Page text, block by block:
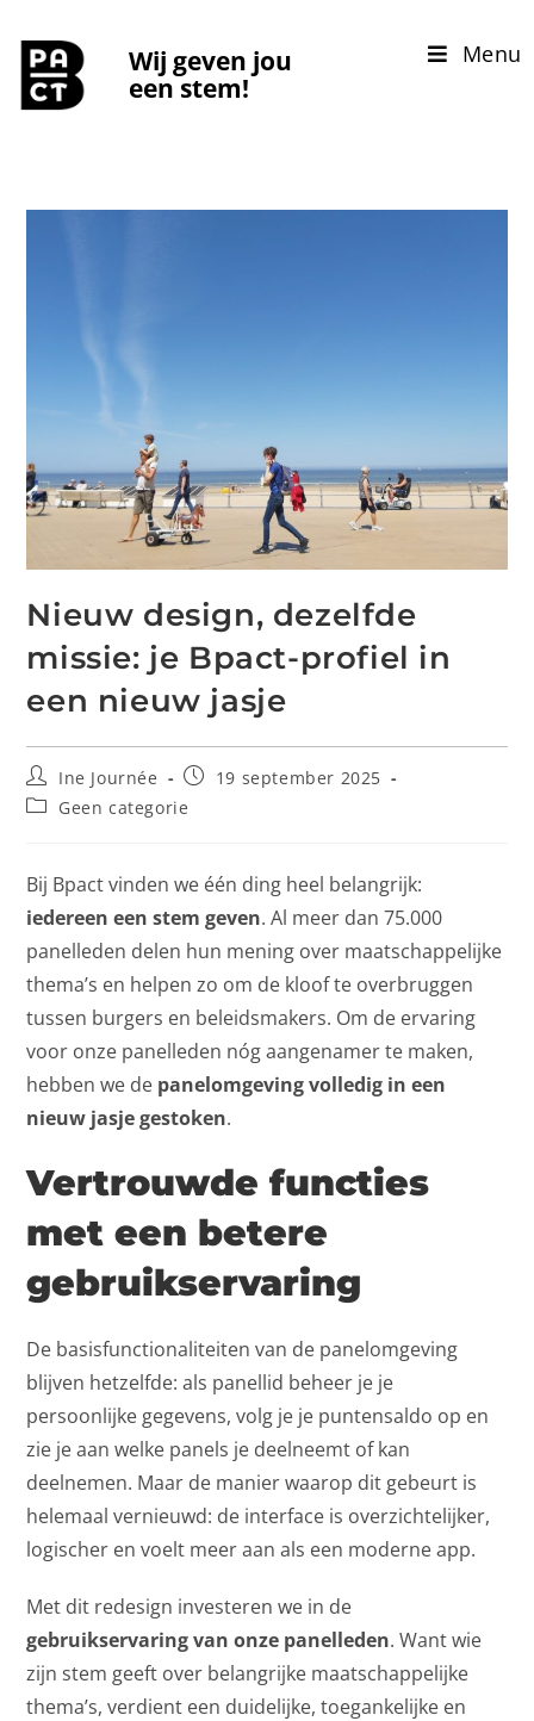
Wij geven jou
een stem!
Menu
Nieuw design, dezelfde
missie: je Bpact-profiel in
een nieuw jasje
Ine Journée
19 september 2025
Geen categorie
Bij Bpact vinden we één ding heel belangrijk:
iedereen een stem geven. Al meer dan 75.000
panelleden delen hun mening over maatschappelijke
thema’s en helpen zo om de kloof te overbruggen
tussen burgers en beleidsmakers. Om de ervaring
voor onze panelleden nóg aangenamer te maken,
hebben we de panelomgeving volledig in een
nieuw jasje gestoken.
Vertrouwde functies
met een betere
gebruikservaring
De basisfunctionaliteiten van de panelomgeving
blijven hetzelfde: als panellid beheer je je
persoonlijke gegevens, volg je je puntensaldo op en
zie je aan welke panels je deelneemt of kan
deelnemen. Maar de manier waarop dit gebeurt is
helemaal vernieuwd: de interface is overzichtelijker,
logischer en voelt meer aan als een moderne app.
Met dit redesign investeren we in de
gebruikservaring van onze panelleden. Want wie
zijn stem geeft over belangrijke maatschappelijke
thema’s, verdient een duidelijke, toegankelijke en